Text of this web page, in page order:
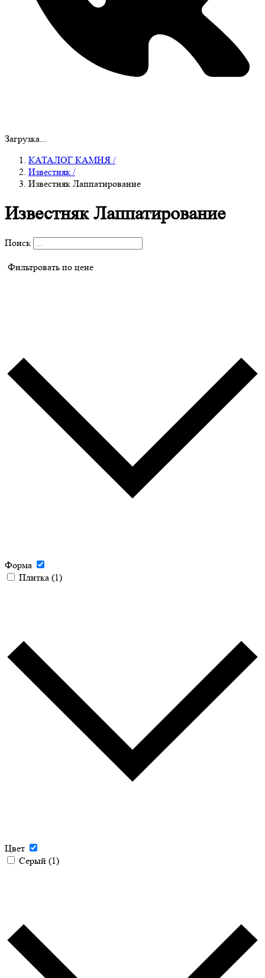
Загрузка...
КАТАЛОГ КАМНЯ /
Известняк /
Известняк Лаппатирование
Известняк Лаппатирование
Поиск
Фильтровать по цене
Форма
Плитка (1)
Цвет
Серый (1)